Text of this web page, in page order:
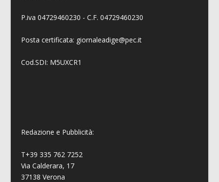
P.iva 04729460230 - C.F. 04729460230
Posta certificata: giornaleadige@pec.it
Cod.SDI: M5UXCR1
Redazione e Pubblicità:
T+39 335 762 7252
Via Calderara, 17
37138 Verona